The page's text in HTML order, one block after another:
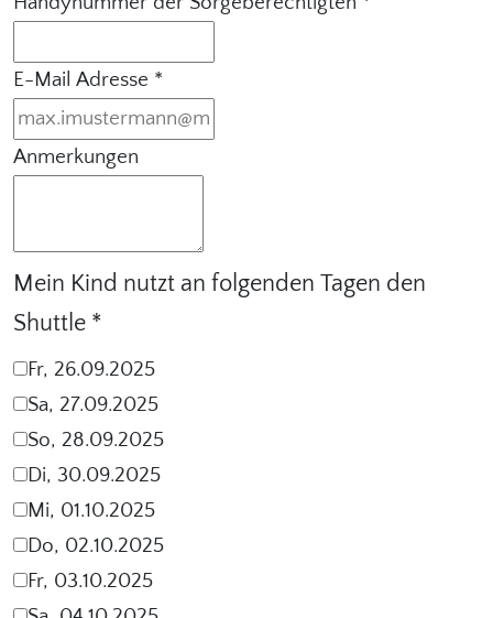
E-Mail Adresse *
Anmerkungen
Mein Kind nutzt an folgenden Tagen den
Shuttle *
Fr, 26.09.2025
Sa, 27.09.2025
So, 28.09.2025
Di, 30.09.2025
Mi, 01.10.2025
Do, 02.10.2025
Fr, 03.10.2025